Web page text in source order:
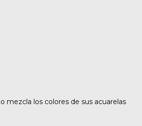
mezcla los colores de sus acuarelas